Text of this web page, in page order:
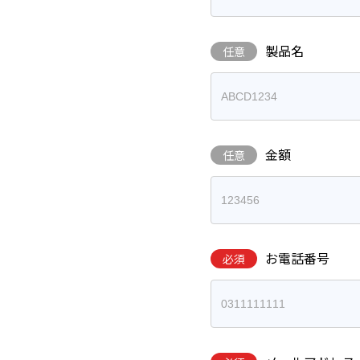
任意 製品名
任意 金額
必須 お電話番号